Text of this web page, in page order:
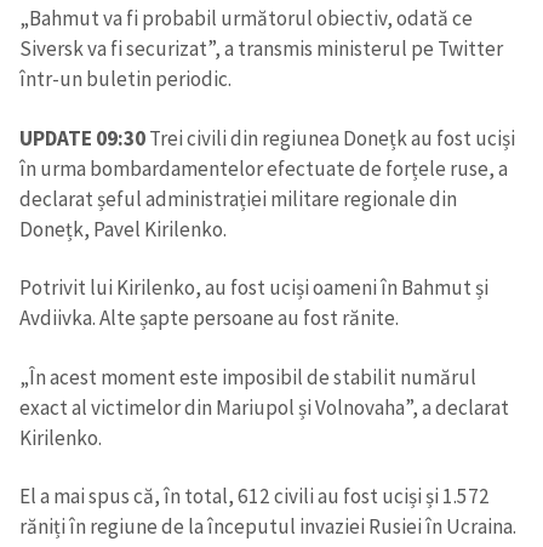
„Bahmut va fi probabil următorul obiectiv, odată ce
Siversk va fi securizat”, a transmis ministerul pe Twitter
într-un buletin periodic.
UPDATE 09:30Trei civili din regiunea Donețk au fost uciși
în urma bombardamentelor efectuate de forțele ruse, a
declarat șeful administrației militare regionale din
Donețk, Pavel Kirilenko.
Potrivit lui Kirilenko, au fost uciși oameni în Bahmut și
Avdiivka. Alte șapte persoane au fost rănite.
„În acest moment este imposibil de stabilit numărul
exact al victimelor din Mariupol și Volnovaha”, a declarat
Kirilenko.
El a mai spus că, în total, 612 civili au fost uciși și 1.572
răniți în regiune de la începutul invaziei Rusiei în Ucraina.